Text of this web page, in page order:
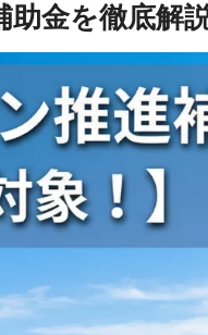
助金を徹底解